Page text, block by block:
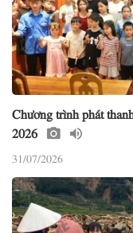
Chương trình phát
2026
31/07/2026